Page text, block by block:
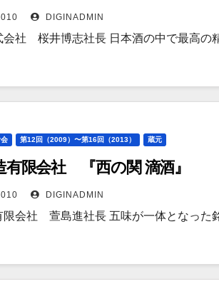
DIGINADMIN
会社 桜井博志社長 日本酒の中で最高の
第12回（2009）〜第16回（2013） 蔵元
有限会社 『西の関 滴酒』
DIGINADMIN
限会社 萱島進社長 五味が一体となった